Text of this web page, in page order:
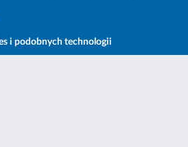
i podobnych technologii